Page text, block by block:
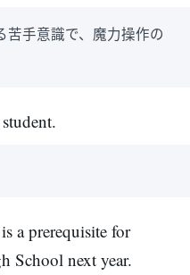
苦手意識で、魔力操作の
a prerequisite for
School next year.